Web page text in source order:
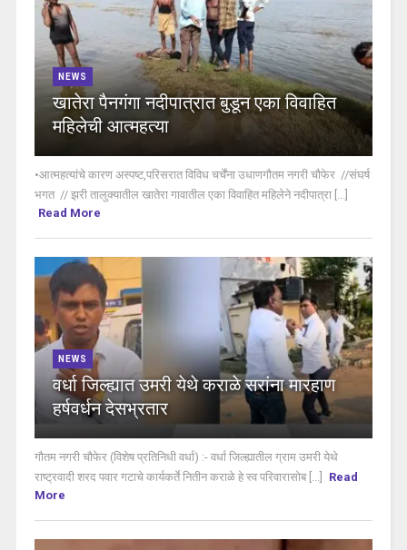
NEWS
खातेरा पैनगंगा नदीपात्रात बुडून एका विवाहित
महिलेची आत्महत्या
•आत्महत्यांचे कारण अस्पष्ट,परिसरात विविध चर्चेंना उधाणगौतम नगरी चौफेर //संघर्ष
भगत // झरी तालुक्यातील खातेरा गावातील एका विवाहित महिलेने नदीपात्रा [...]
Read More
NEWS
वर्धा जिल्ह्यात उमरी येथे कराळे सरांना मारहाण
हर्षवर्धन देसभ्रतार
गौतम नगरी चौफेर (विशेष प्रतिनिधी वर्धा) :- वर्धा जिल्ह्यातील ग्राम उमरी येथे
राष्ट्रवादी शरद पवार गटाचे कार्यकर्ते नितीन कराळे हे स्व परिवारासोब [...]
Read
More